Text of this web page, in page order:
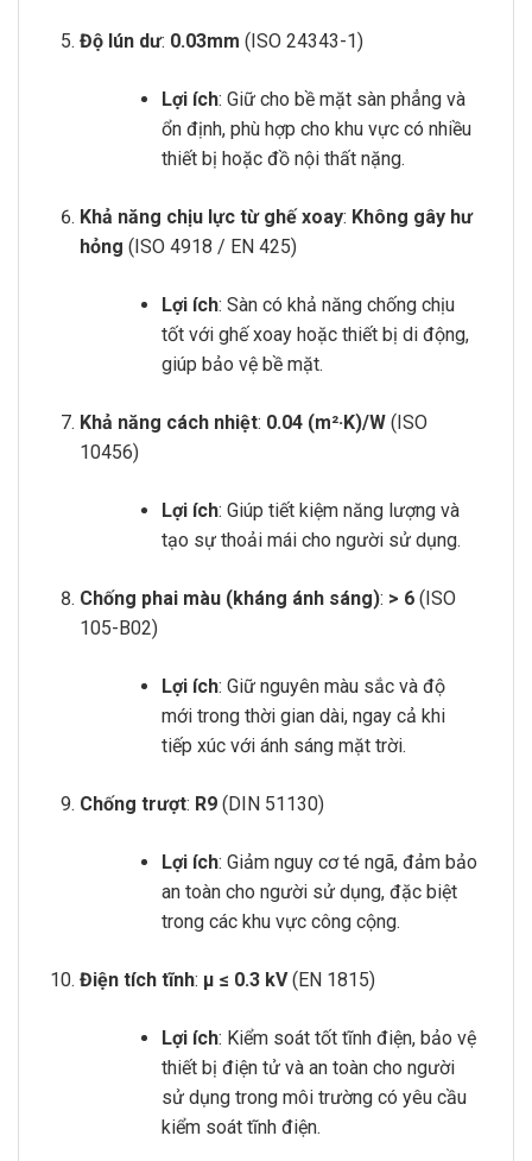
Độ lún dư: 0.03mm (ISO 24343-1)
Lợi ích: Giữ cho bề mặt sàn phẳng và
ổn định, phù hợp cho khu vực có nhiều
thiết bị hoặc đồ nội thất nặng.
Khả năng chịu lực từ ghế xoay: Không gây hư
hỏng (ISO 4918 / EN 425)
Lợi ích: Sàn có khả năng chống chịu
tốt với ghế xoay hoặc thiết bị di động,
giúp bảo vệ bề mặt.
Khả năng cách nhiệt: 0.04 (m²·K)/W(ISO
10456)
Lợi ích: Giúp tiết kiệm năng lượng và
tạo sự thoải mái cho người sử dụng.
Chống phai màu (kháng ánh sáng): > 6(ISO
105-B02)
Lợi ích: Giữ nguyên màu sắc và độ
mới trong thời gian dài, ngay cả khi
tiếp xúc với ánh sáng mặt trời.
Chống trượt: R9(DIN 51130)
Lợi ích: Giảm nguy cơ té ngã, đảm bảo
an toàn cho người sử dụng, đặc biệt
trong các khu vực công cộng.
Điện tích tĩnh: μ ≤ 0.3 kV(EN 1815)
Lợi ích: Kiểm soát tốt tĩnh điện, bảo vệ
thiết bị điện tử và an toàn cho người
sử dụng trong môi trường có yêu cầu
kiểm soát tĩnh điện.